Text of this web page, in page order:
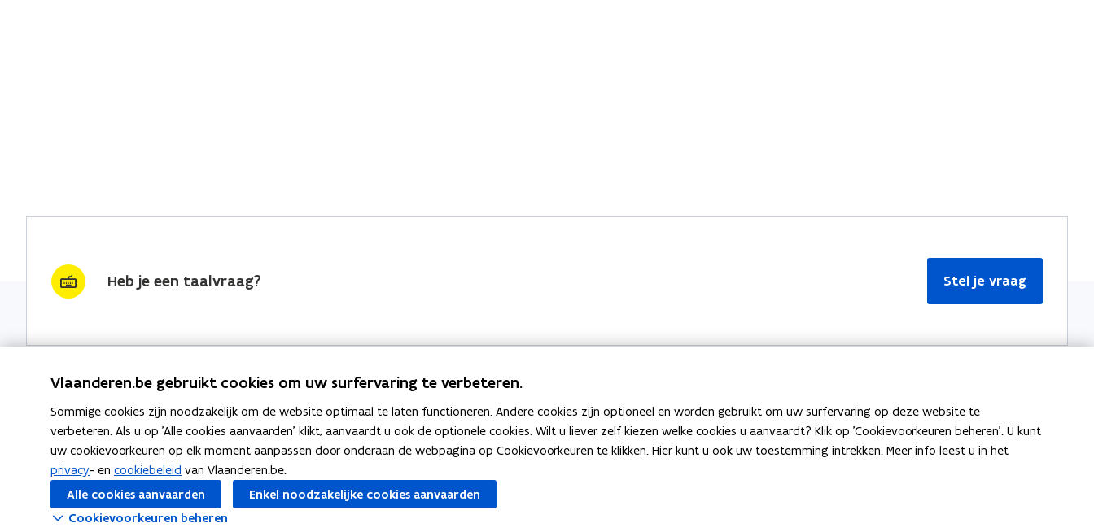
Heb je een taalvraag? Stel je vraag
Nieuwsbrief krijgen?
vraag & woord van de week
wekelijks in je mailbox
Schrijf je in
Thema's
Spellingregels
Bekijk ook Meer informatie
Over Team Taaladvies
Vlaanderen.be gebruikt cookies om uw surfervaring te verbeteren.
Sommige cookies zijn noodzakelijk om de website optimaal te laten functioneren. Andere cookies zijn optioneel en worden gebruikt om uw surfervaring op deze website te
verbeteren. Als u op 'Alle cookies aanvaarden' klikt, aanvaardt u ook de optionele cookies. Wilt u liever zelf kiezen welke cookies u aanvaardt? Klik op 'Cookievoorkeuren beheren'. U kunt
uw cookievoorkeuren op elk moment aanpassen door onderaan de webpagina op Cookievoorkeuren te klikken. Hier kunt u ook uw toestemming intrekken. Meer info leest u in het
privacy- en cookiebeleid van Vlaanderen.be.
Alle cookies aanvaarden
Enkel noodzakelijke cookies aanvaarden
Cookievoorkeuren beheren